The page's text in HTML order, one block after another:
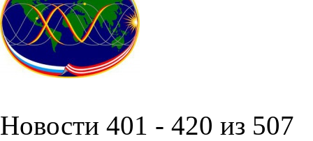
Новости 401 - 420 из 507